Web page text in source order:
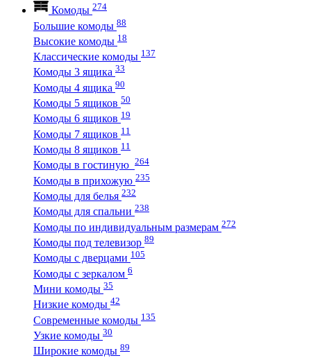
Комоды 274
Большие комоды 88
Высокие комоды 18
Классические комоды 137
Комоды 3 ящика 33
Комоды 4 ящика 90
Комоды 5 ящиков 50
Комоды 6 ящиков 19
Комоды 7 ящиков 11
Комоды 8 ящиков 11
Комоды в гостиную 264
Комоды в прихожую 235
Комоды для белья 232
Комоды для спальни 238
Комоды по индивидуальным размерам 272
Комоды под телевизор 89
Комоды с дверцами 105
Комоды с зеркалом 6
Мини комоды 35
Низкие комоды 42
Современные комоды 135
Узкие комоды 30
Широкие комоды 89